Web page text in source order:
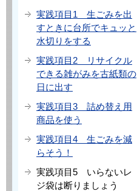
実践項目1 生ごみを出
すときに台所でキュッと
水切りをする
実践項目2 リサイクル
できる雑がみを古紙類の
日に出す
実践項目3 詰め替え用
商品を使う
実践項目4 生ごみを減
らそう！
実践項目5 いらないレ
ジ袋は断りましょう